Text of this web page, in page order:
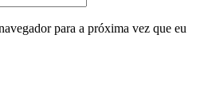
para a próxima vez que eu